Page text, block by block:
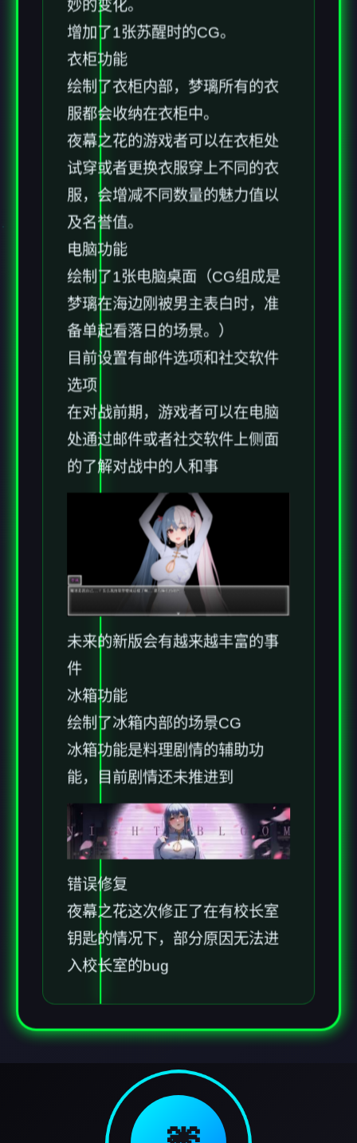
妙的变化。
增加了1张苏醒时的CG。
衣柜功能
绘制了衣柜内部，梦璃所有的衣
服都会收纳在衣柜中。
夜幕之花的游戏者可以在衣柜处
试穿或者更换衣服穿上不同的衣
服，会增减不同数量的魅力值以
及名誉值。
电脑功能
绘制了1张电脑桌面（CG组成是
梦璃在海边刚被男主表白时，准
备单起看落日的场景。）
目前设置有邮件选项和社交软件
选项
在对战前期，游戏者可以在电脑
处通过邮件或者社交软件上侧面
的了解对战中的人和事
未来的新版会有越来越丰富的事
件
冰箱功能
绘制了冰箱内部的场景CG
冰箱功能是料理剧情的辅助功
能，目前剧情还未推进到
错误修复
夜幕之花这次修正了在有校长室
钥匙的情况下，部分原因无法进
入校长室的bug